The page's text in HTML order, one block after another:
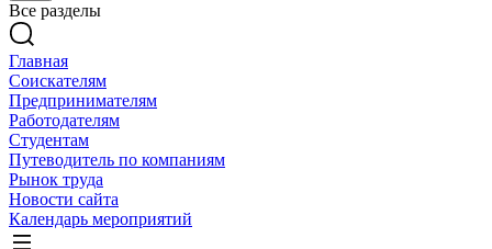
Все разделы
Главная
Соискателям
Предпринимателям
Работодателям
Студентам
Путеводитель по компаниям
Рынок труда
Новости сайта
Календарь мероприятий